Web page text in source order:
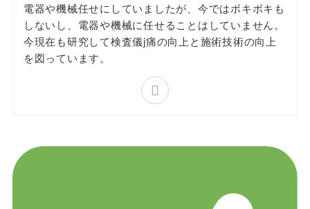
電器や機械任せにしていましたが、今ではボキボキも
しないし、電器や機械に任せることはしていません。
今現在も研究して検査儀j痛の向上と施術技術の向上
を図っています。